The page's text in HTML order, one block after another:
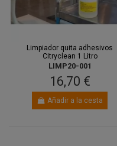
Limpiador quita adhesivos
Citryclean 1 Litro
LIMP20-001
16,70 €
Añadir a la cesta